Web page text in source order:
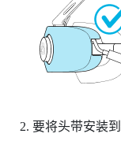
要将头带安装